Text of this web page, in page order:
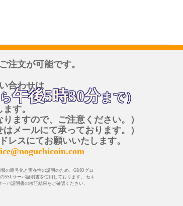
注文が可能です。
合わせは
午後5時30分まで）
す。
ますので、ご注意ください。）
メールにて承っております。）
レスにてお願いいたします。
の暗号化と実在性の証明のため、GMOグロ
SSLサーバ証明書を使用しております。 セキ
ーバ証明書の検証結果をご確認ください。